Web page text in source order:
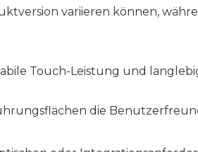
variieren können,
Touch-Leistung und
die